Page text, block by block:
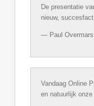
De presentatie
nieuw,
— Paul Overmars
Vandaag Online
en natuurlijk